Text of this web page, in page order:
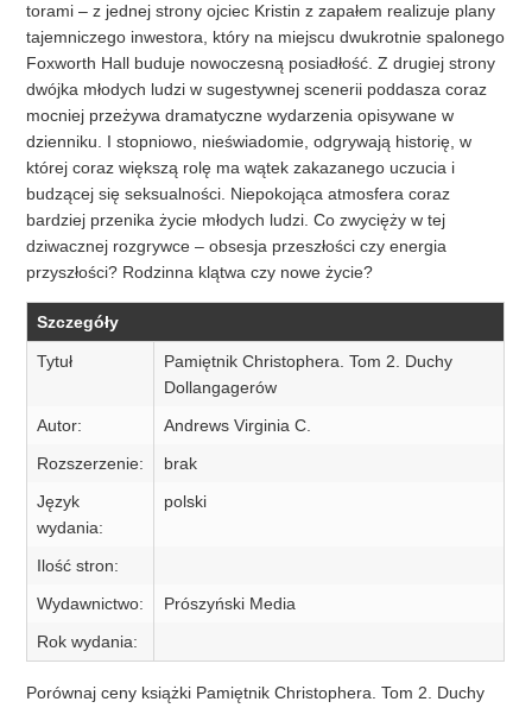
torami – z jednej strony ojciec Kristin z zapałem realizuje plany
tajemniczego inwestora, który na miejscu dwukrotnie spalonego
Foxworth Hall buduje nowoczesną posiadłość. Z drugiej strony
dwójka młodych ludzi w sugestywnej scenerii poddasza coraz
mocniej przeżywa dramatyczne wydarzenia opisywane w
dzienniku. I stopniowo, nieświadomie, odgrywają historię, w
której coraz większą rolę ma wątek zakazanego uczucia i
budzącej się seksualności. Niepokojąca atmosfera coraz
bardziej przenika życie młodych ludzi. Co zwycięży w tej
dziwacznej rozgrywce – obsesja przeszłości czy energia
przyszłości? Rodzinna klątwa czy nowe życie?
Szczegóły
Tytuł
Pamiętnik Christophera. Tom 2. Duchy
Dollangagerów
Autor:
Andrews Virginia C.
Rozszerzenie:
brak
Język
wydania:
polski
Ilość stron:
Wydawnictwo:
Prószyński Media
Rok wydania:
Porównaj ceny książki Pamiętnik Christophera. Tom 2. Duchy